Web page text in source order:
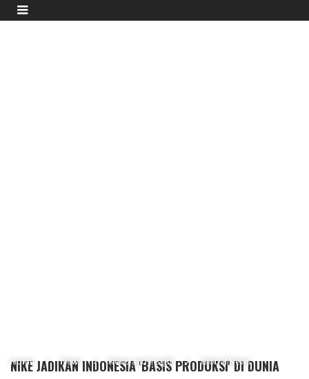
Home News News and Insight Global News
NIKE JADIKAN INDONESIA 'BASIS PRODUKSI' DI DUNIA